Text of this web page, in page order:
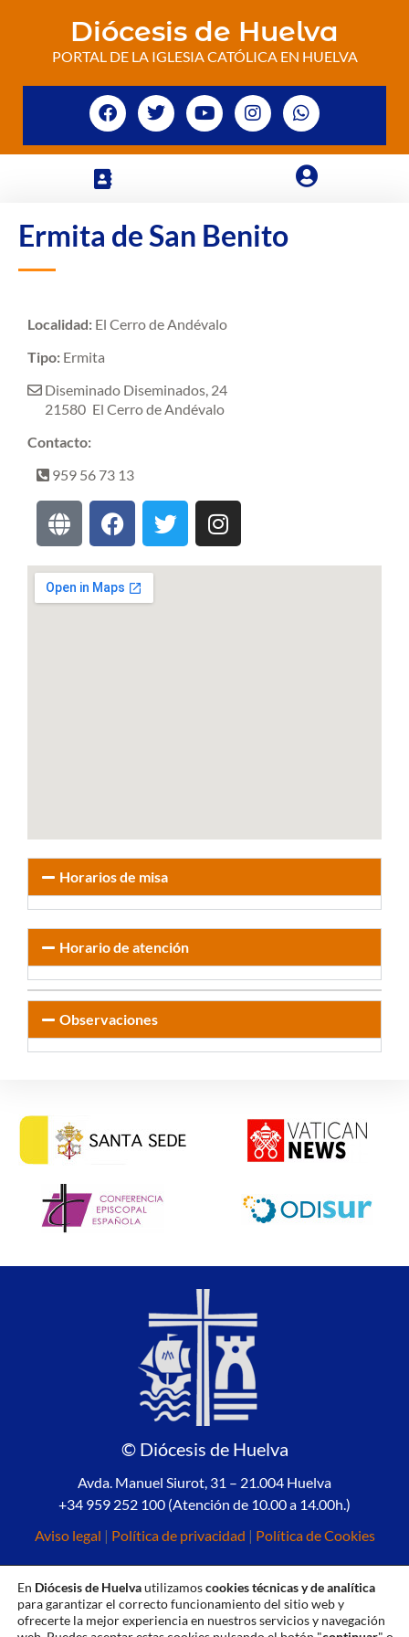
Diócesis de Huelva
PORTAL DE LA IGLESIA CATÓLICA EN HUELVA
Ermita de San Benito
Localidad: El Cerro de Andévalo
Tipo: Ermita
Diseminado Diseminados, 24
21580 El Cerro de Andévalo
Contacto:
959 56 73 13
Horarios de misa
Horario de atención
Observaciones
© Diócesis de Huelva
Avda. Manuel Siurot, 31 – 21.004 Huelva
+34 959 252 100 (Atención de 10.00 a 14.00h.)
Aviso legal | Política de privacidad | Política de Cookies
En Diócesis de Huelvautilizamoscookies técnicas y de analítica
para garantizar el correcto funcionamiento del sitio web y
ofrecerte la mejor experiencia en nuestros servicios y navegación